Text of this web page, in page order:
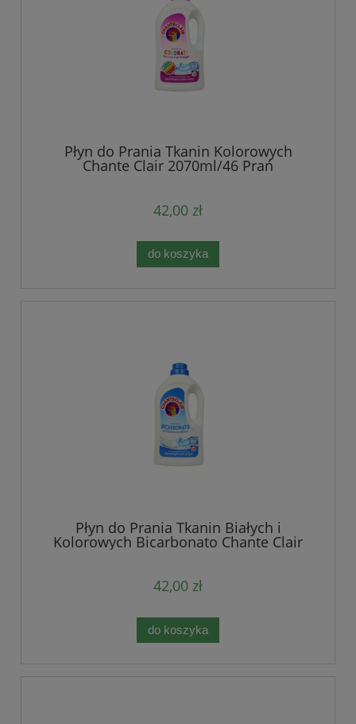
Płyn do Prania Tkanin Kolorowych
Chante Clair 2070ml/46 Prań
42,00 zł
do koszyka
Płyn do Prania Tkanin Białych i
Kolorowych Bicarbonato Chante Clair
42,00 zł
do koszyka